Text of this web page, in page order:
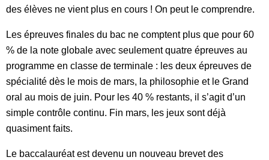
des élèves ne vient plus en cours ! On peut le comprendre.
Les épreuves finales du bac ne comptent plus que pour 60
% de la note globale avec seulement quatre épreuves au
programme en classe de terminale : les deux épreuves de
spécialité dès le mois de mars, la philosophie et le Grand
oral au mois de juin. Pour les 40 % restants, il s’agit d’un
simple contrôle continu. Fin mars, les jeux sont déjà
quasiment faits.
Le baccalauréat est devenu un nouveau brevet des